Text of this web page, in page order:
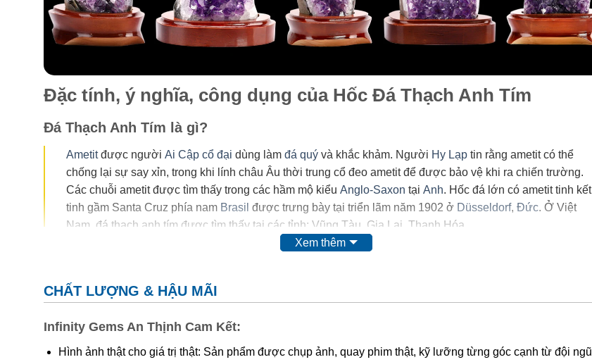
Đặc tính, ý nghĩa, công dụng của Hốc Đá Thạch Anh Tím
Đá Thạch Anh Tím là gì?
Ametitđược người Ai Cập cổ đại dùng làm đá quý và khắc khảm. Người Hy Lạp tin rằng ametit có thể
chống lại sự say xỉn, trong khi lính châu Âu thời trung cổ đeo ametit để được bảo vệ khi ra chiến trường.
Các chuỗi ametit được tìm thấy trong các hầm mộ kiểu Anglo-Saxon tại Anh. Hốc đá lớn có ametit tinh kết
tinh gầm Santa Cruz phía nam Brasil được trưng bày tại triển lãm năm 1902 ở Düsseldorf, Đức. Ở Việt
Nam, đá thạch anh tím được tìm thấy tại các tỉnh: Vũng Tàu, Gia Lai, Thanh Hóa.
cơ.Thyocyanat sắt IIIđược cho là có mặt trong ametit và
Các công trình gần đây cho thấy màu của ametit là do có lẫn tạp chất
tương tác phức tạp của sắt vànhôm sẽ tạo nên màu.
Xem thêm
CHẤT LƯỢNG & HẬU MÃI
Infinity Gems An Thịnh Cam Kết:
Hình ảnh thật cho giá trị thật: Sản phẩm được chụp ảnh, quay phim thật, kỹ lưỡng từng góc cạnh từ đội ngũ